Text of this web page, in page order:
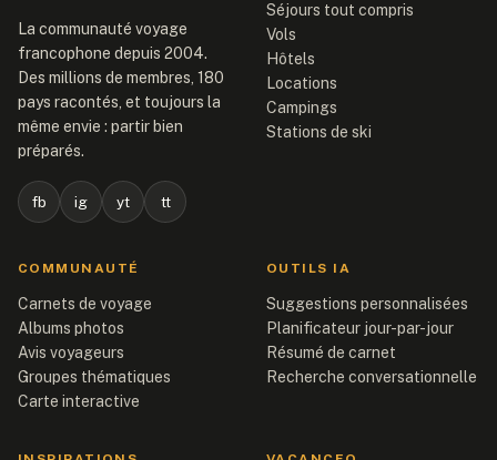
La communauté voyage
francophone depuis 2004.
Des millions de membres, 180
pays racontés, et toujours la
même envie : partir bien
préparés.
fb ig yt tt
Séjours tout compris
Vols
Hôtels
Locations
Campings
Stations de ski
COMMUNAUTÉ
Carnets de voyage
Albums photos
Avis voyageurs
Groupes thématiques
Carte interactive
OUTILS IA
Suggestions personnalisées
Planificateur jour-par-jour
Résumé de carnet
Recherche conversationnelle